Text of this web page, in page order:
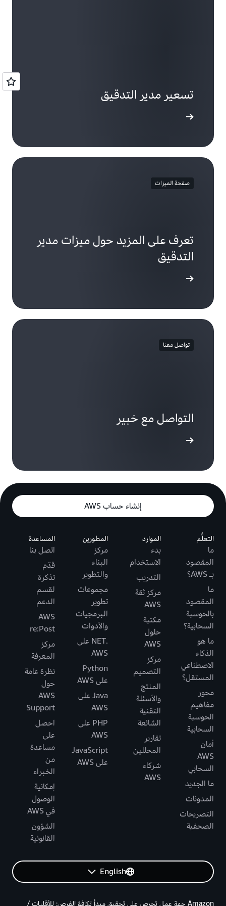
تسعير مدير التدقيق
صفحة الميزات
تعرف على المزيد حول ميزات مدير
التدقيق
تواصل معنا
التواصل مع خبير
إنشاء حساب AWS
التعلُّم
ما
المقصود
بـ AWS؟
ما
المقصود
بالحوسبة
السحابية؟
ما هو
الذكاء
الاصطناعي
المستقل؟
محور
مفاهيم
الحوسبة
السحابية
أمان
AWS
السحابي
ما الجديد
المدونات
التصريحات
الصحفية
الموارد
بدء
الاستخدام
التدريب
مركز ثقة
AWS
مكتبة
حلول
AWS
مركز
التصميم
المنتج
والأسئلة
التقنية
الشائعة
تقارير
المحللين
شركاء
AWS
المطورين
مركز
البناء
والتطوير
مجموعات
تطوير
البرمجيات
والأدوات
.NET على
AWS
Python
على AWS
Java على
AWS
PHP على
AWS
JavaScript
على AWS
المساعدة
اتصل بنا
قدّم
تذكرة
لقسم
الدعم
AWS
re:Post
مركز
المعرفة
نظرة عامة
حول
AWS
Support
احصل
على
مساعدة
من
الخبراء
إمكانية
الوصول
في AWS
الشؤون
القانونية
English
Amazon جهة عمل تحرص على تحقيق مبدأ تكافؤ الفرص: للأقليات /